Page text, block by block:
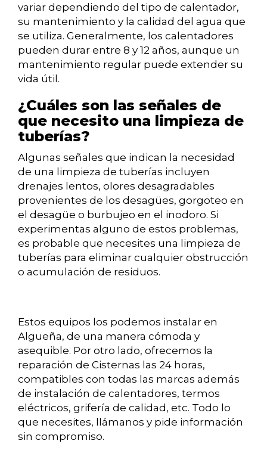
variar dependiendo del tipo de calentador,
su mantenimiento y la calidad del agua que
se utiliza. Generalmente, los calentadores
pueden durar entre 8 y 12 años, aunque un
mantenimiento regular puede extender su
vida útil.
¿Cuáles son las señales de
que necesito una limpieza de
tuberías?
Algunas señales que indican la necesidad
de una limpieza de tuberías incluyen
drenajes lentos, olores desagradables
provenientes de los desagües, gorgoteo en
el desagüe o burbujeo en el inodoro. Si
experimentas alguno de estos problemas,
es probable que necesites una limpieza de
tuberías para eliminar cualquier obstrucción
o acumulación de residuos.
Estos equipos los podemos instalar en
Algueña, de una manera cómoda y
asequible. Por otro lado, ofrecemos la
reparación de Cisternas las 24 horas,
compatibles con todas las marcas además
de instalación de calentadores, termos
eléctricos, grifería de calidad, etc. Todo lo
que necesites, llámanos y pide información
sin compromiso.